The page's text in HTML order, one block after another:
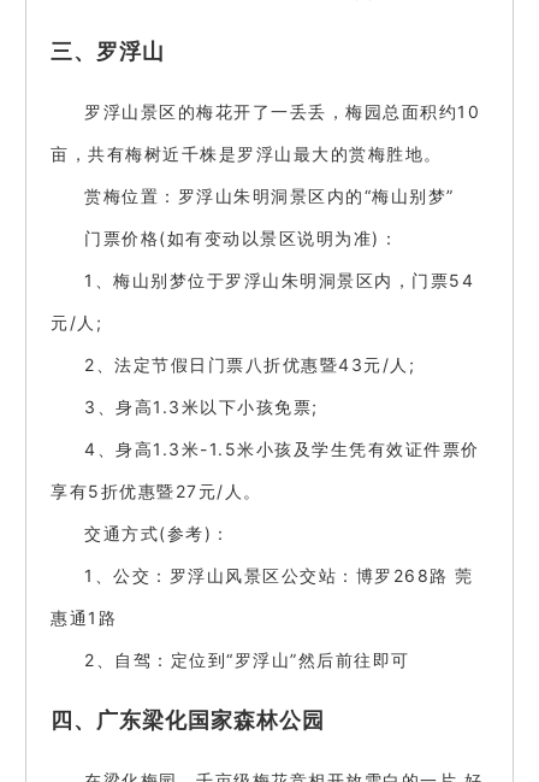
三、罗浮山
罗浮山景区的梅花开了一丢丢，梅园总面积约10
亩，共有梅树近千株是罗浮山最大的赏梅胜地。
赏梅位置：罗浮山朱明洞景区内的“梅山别梦”
门票价格(如有变动以景区说明为准)：
1、梅山别梦位于罗浮山朱明洞景区内，门票54
元/人;
2、法定节假日门票八折优惠暨43元/人;
3、身高1.3米以下小孩免票;
4、身高1.3米-1.5米小孩及学生凭有效证件票价
享有5折优惠暨27元/人。
交通方式(参考)：
1、公交：罗浮山风景区公交站：博罗268路 莞
惠通1路
2、自驾：定位到“罗浮山”然后前往即可
四、广东梁化国家森林公园